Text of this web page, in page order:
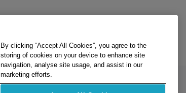
storing of cookies on your device to enhance site
navigation, analyse site usage, and assist in our
marketing efforts.